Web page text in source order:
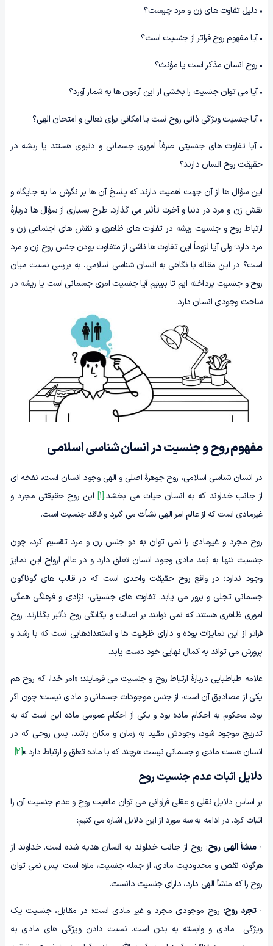
• دلیل تفاوت های زن و مرد چیست؟
• آیا مفهوم روح فراتر از جنسیت است؟
• روح انسان مذکر است یا مؤنث؟
• آیا می توان جنسیت را بخشی از این آزمون ها به شمار آورد؟
• آیا جنسیت ویژگی ذاتی روح است یا امکانی برای تعالی و امتحان الهی؟
• آیا تفاوت های جنسیتی صرفاً اموری جسمانی و دنیوی هستند یا ریشه در
حقیقت روح انسان دارند؟
این سؤال ها از آن جهت اهمیت دارند که پاسخ آن ها بر نگرش ما به جایگاه و
نقش زن و مرد در دنیا و آخرت تأثیر می گذارد. طرح بسیاری از سؤال ها دربارۀ
ارتباط روح و جنسیت ریشه در تفاوت های ظاهری و نقش های اجتماعی زن و
مرد دارد؛ ولی آیا لزوماً این تفاوت ها ناشی از متفاوت بودن جنس روح زن و مرد
است؟ در این مقاله با نگاهی به انسان شناسی اسلامی، به بررسی نسبت میان
روح و جنسیت پرداخته ایم تا ببینیم آیا جنسیت امری جسمانی است یا ریشه در
ساحت وجودی انسان دارد.
مفهوم روح و جنسیت در انسان شناسی اسلامی
در انسان شناسی اسلامی، روح جوهرۀ اصلی و الهی وجود انسان است، نفخه ای
از جانب خداوند که به انسان حیات می بخشد.[1] این روح حقیقتی مجرد و
غیرمادی است که از عالم امر الهی نشأت می گیرد و فاقد جنسیت است.
روحِ مجرد و غیرمادی را نمی توان به دو جنس زن و مرد تقسیم کرد، چون
جنسیت تنها به بُعد مادی وجود انسان تعلق دارد و در عالم ارواح این تمایز
وجود ندارد؛ در واقع روح حقیقت واحدی است که در قالب های گوناگون
جسمانی تجلی و بروز می یابد. تفاوت های جنسیتی، نژادی و فرهنگی همگی
اموری ظاهری هستند که نمی توانند بر اصالت و یگانگی روح تأثیر بگذارند. روح
فراتر از این تمایزات بوده و دارای ظرفیت ها و استعدادهایی است که با رشد و
پرورش می تواند به کمال نهایی خود دست یابد.
علامه طباطبایی دربارۀ ارتباط روح و جنسیت می فرمایند: «امر خدا، که روح هم
یکى از مصادیق آن است، از جنس موجودات جسمانى و مادى نیست؛ چون اگر
بود، محکوم به احکام ماده بود و یکى از احکام عمومى ماده این است که به
تدریج موجود شود، وجودش مقید به زمان و مکان باشد، پس روحى که در
انسان هست مادى و جسمانى نیست هرچند که با ماده تعلق و ارتباط دارد.»[2]
دلایل اثبات عدم جنسیت روح
بر اساس دلایل نقلی و عقلی فراوانی می توان ماهیت روح و عدم جنسیت آن را
اثبات کرد. در ادامه به سه مورد از این دلایل اشاره می کنیم:
· منشأ الهی روح: روح از جانب خداوند به انسان هدیه شده است. خداوند از
هرگونه نقص و محدودیت مادی، از جمله جنسیت، منزه است؛ پس نمی توان
روح را که منشأ الهی دارد، دارای جنسیت دانست.
·تجرد روح: روح موجودی مجرد و غیر مادی است؛ در مقابل، جنسیت یک
ویژگی مادی و وابسته به بدن است. نسبت دادن ویژگی های مادی به